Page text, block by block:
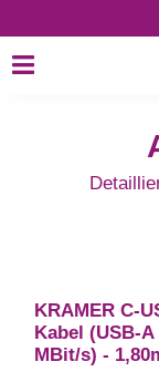
KRAMER C-
Kabel (USB-
MBit/s) -